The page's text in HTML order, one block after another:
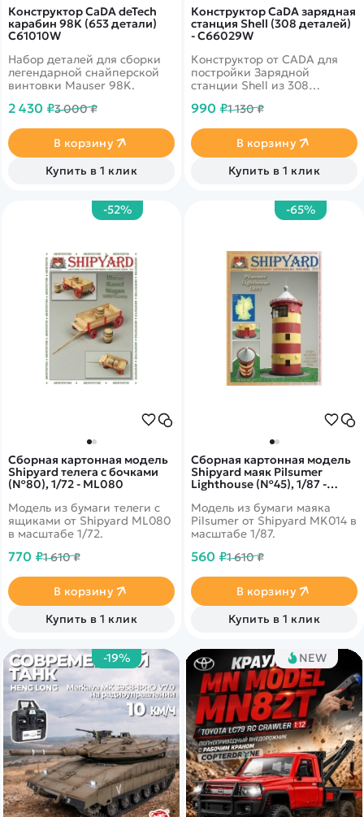
Конструктор CaDA deTech
карабин 98K (653 детали)
C61010W
Набор деталей для сборки
легендарной снайперской
винтовки Mauser 98K.
2 430 ₽3 000 ₽
В корзину
Купить в 1 клик
Конструктор CaDA зарядная
станция Shell (308 деталей)
- C66029W
Конструктор от CADA для
постройки Зарядной
станции Shell из 308
детализация. Зарядный
зарядки, можно подключить
к автомобилю. Стильный
электромобиль в комплекте.
990 ₽1 130 ₽
В корзину
Купить в 1 клик
-52%
Сборная картонная модель
Shipyard телега с бочками
(№80), 1/72 - ML080
Модель из бумаги телеги с
ящиками от Shipyard ML080
в масштабе 1/72.
770 ₽1 610 ₽
В корзину
Купить в 1 клик
-65%
Сборная картонная модель
Shipyard маяк Pilsumer
Lighthouse (№45), 1/87 -
Модель из бумаги маяка
Pilsumer от Shipyard MK014 в
масштабе 1/87.
560 ₽1 610 ₽
В корзину
Купить в 1 клик
-19% NEW